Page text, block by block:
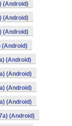
(Android)
(Android)
(Android)
(Android)
(Android)
(Android)
(Android)
(Android)
(Android)